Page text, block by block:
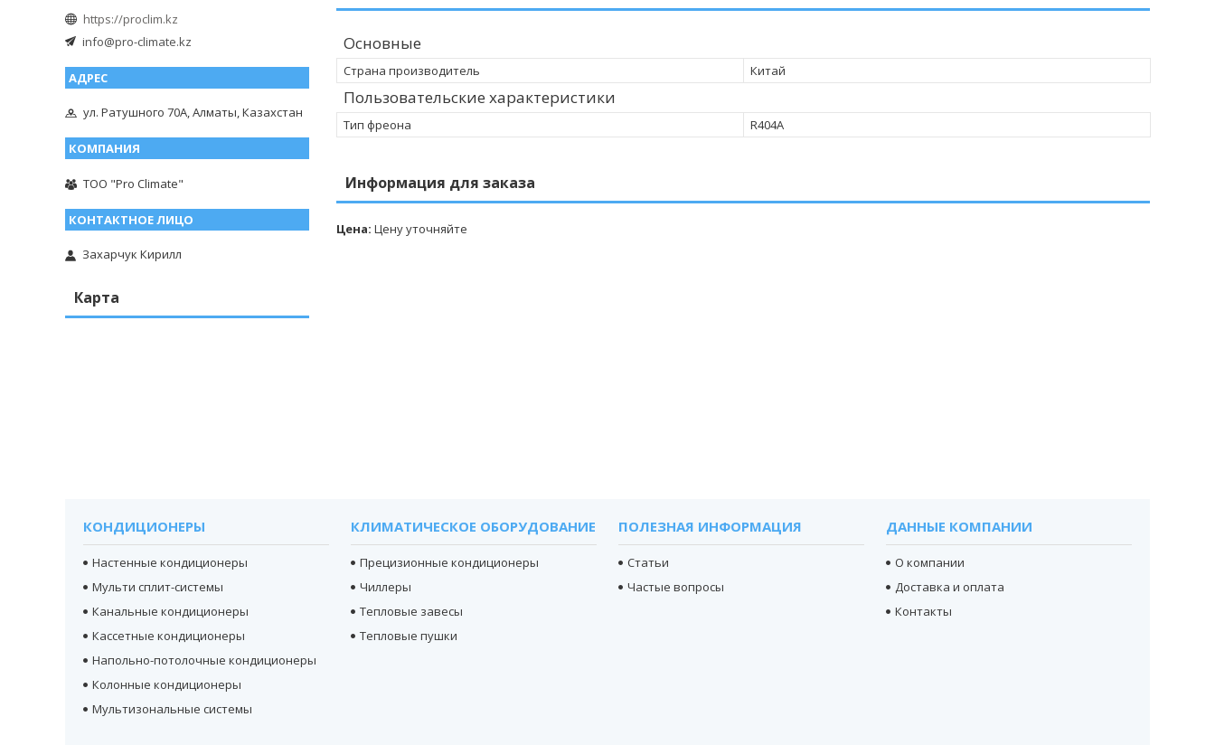
Основные
Страна производитель Китай
Пользовательские характеристики
Тип фреона R404A
Информация для заказа
Цена: Цену уточняйте
https://proclim.kz
info@pro-climate.kz
ул. Ратушного 70А, Алматы, Казахстан
ТОО "Pro Climate"
Захарчук Кирилл
Карта
КОНДИЦИОНЕРЫ
Настенные кондиционеры
Мульти сплит-системы
Канальные кондиционеры
Кассетные кондиционеры
Напольно-потолочные кондиционеры
Колонные кондиционеры
Мультизональные системы
КЛИМАТИЧЕСКОЕ ОБОРУДОВАНИЕ
Прецизионные кондиционеры
Чиллеры
Тепловые завесы
Тепловые пушки
ПОЛЕЗНАЯ ИНФОРМАЦИЯ
Статьи
Частые вопросы
ДАННЫЕ КОМПАНИИ
О компании
Доставка и оплата
Контакты